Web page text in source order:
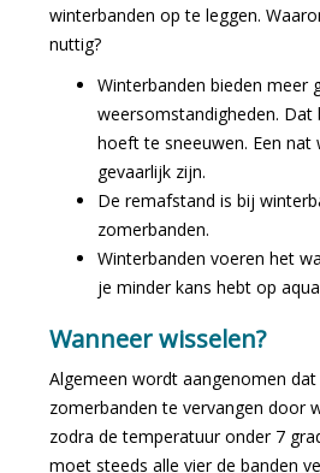
winterbanden op te leggen.
nuttig?
Winterbanden bieden meer
weersomstandigheden.
hoeft te sneeuwen. Een nat
gevaarlijk zijn.
De remafstand is bij
zomerbanden.
Winterbanden voeren het
je minder kans hebt op
Wanneer wisselen?
Algemeen wordt aangenomen
zomerbanden te vervangen door
zodra de temperatuur onder 7
moet steeds alle vier de banden